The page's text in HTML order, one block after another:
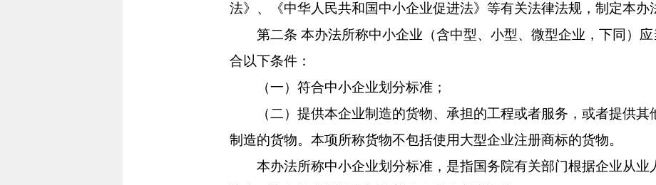
法》、《中华人民共和国中小企业促进法》等有关法律法规，制定本办
第二条 本办法所称中小企业（含中型、小型、微型企业，下同）应
合以下条件：
（一）符合中小企业划分标准；
（二）提供本企业制造的货物、承担的工程或者服务，或者提供其
制造的货物。本项所称货物不包括使用大型企业注册商标的货物。
本办法所称中小企业划分标准，是指国务院有关部门根据企业从业